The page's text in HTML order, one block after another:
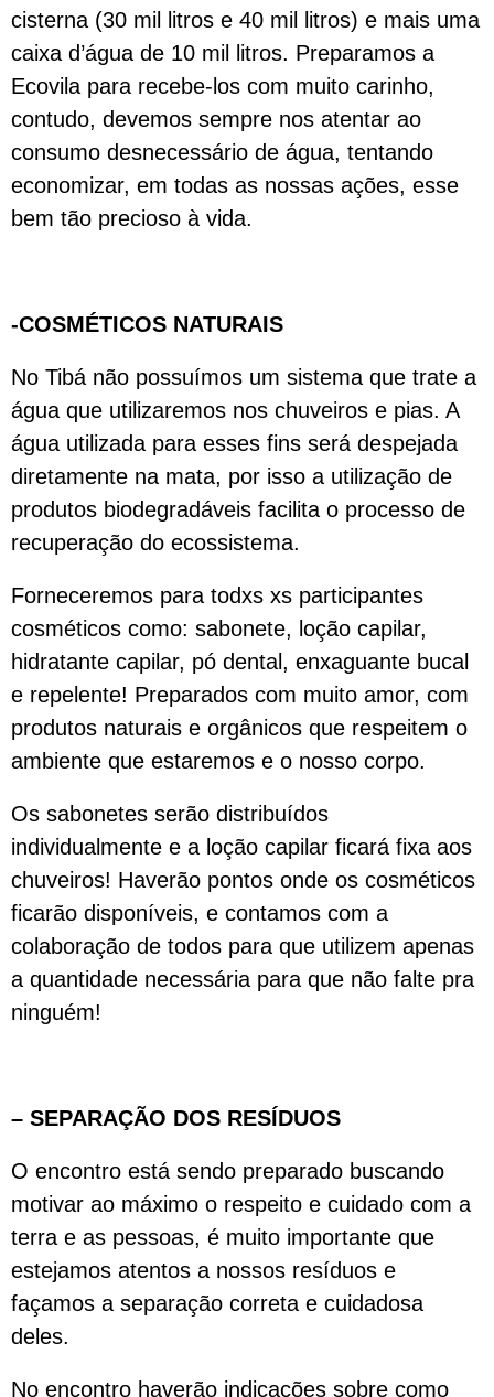
cisterna (30 mil litros e 40 mil litros) e mais uma
caixa d’água de 10 mil litros. Preparamos a
Ecovila para recebe-los com muito carinho,
contudo, devemos sempre nos atentar ao
consumo desnecessário de água, tentando
economizar, em todas as nossas ações, esse
bem tão precioso à vida.
-COSMÉTICOS NATURAIS
No Tibá não possuímos um sistema que trate a
água que utilizaremos nos chuveiros e pias. A
água utilizada para esses fins será despejada
diretamente na mata, por isso a utilização de
produtos biodegradáveis facilita o processo de
recuperação do ecossistema.
Forneceremos para todxs xs participantes
cosméticos como: sabonete, loção capilar,
hidratante capilar, pó dental, enxaguante bucal
e repelente! Preparados com muito amor, com
produtos naturais e orgânicos que respeitem o
ambiente que estaremos e o nosso corpo.
Os sabonetes serão distribuídos
individualmente e a loção capilar ficará fixa aos
chuveiros! Haverão pontos onde os cosméticos
ficarão disponíveis, e contamos com a
colaboração de todos para que utilizem apenas
a quantidade necessária para que não falte pra
ninguém!
– SEPARAÇÃO DOS RESÍDUOS
O encontro está sendo preparado buscando
motivar ao máximo o respeito e cuidado com a
terra e as pessoas, é muito importante que
estejamos atentos a nossos resíduos e
façamos a separação correta e cuidadosa
deles.
No encontro haverão indicações sobre como